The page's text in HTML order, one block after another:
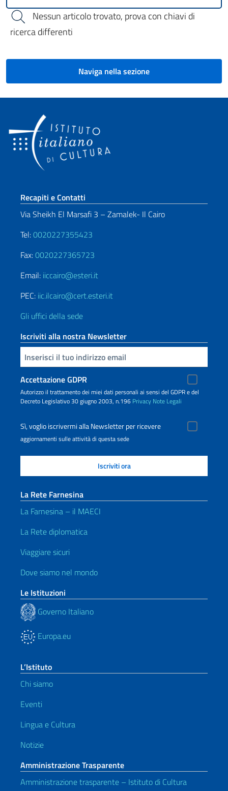
Nessun articolo trovato, prova con chiavi di
ricerca differenti
Naviga nella sezione
Sezione footer
Recapiti e Contatti
Via Sheikh El Marsafi 3 – Zamalek- Il Cairo
Tel:0020227355423
Fax:0020227365723
Email: iiccairo@esteri.it
PEC: iic.ilcairo@cert.esteri.it
Gli uffici della sede
Iscriviti alla nostra Newsletter
Inserisci la tua email
Accettazione GDPR
Autorizzo il trattamento dei miei dati personali ai sensi del GDPR e del
Decreto Legislativo 30 giugno 2003, n.196 Privacy Note Legali
Sì, voglio iscrivermi alla Newsletter per ricevere
aggiornamenti sulle attività di questa sede
La Rete Farnesina
La Farnesina – il MAECI
La Rete diplomatica
Viaggiare sicuri
Dove siamo nel mondo
Le Istituzioni
Governo Italiano
Europa.eu
L’Istituto
Chi siamo
Eventi
Lingua e Cultura
Notizie
Amministrazione Trasparente
Amministrazione trasparente – Istituto di Cultura